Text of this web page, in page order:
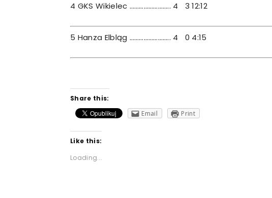
4 GKS Wikielec …………………….. 4 3 12:12
5 Hanza Elbląg …………………….. 4 0 4:15
Share this:
Email
Print
Like this:
Loading...